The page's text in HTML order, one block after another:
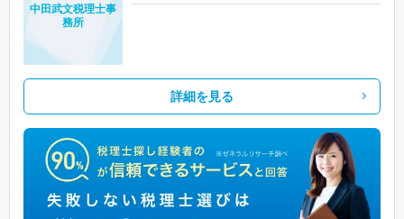
中田武文税理士事
務所
詳細を見る